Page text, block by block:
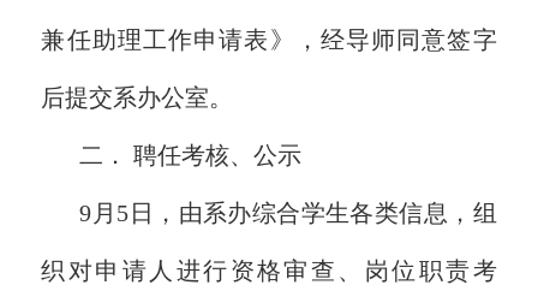
兼任助理工作申请表》，经导师同意签字
后提交系办公室。
二． 聘任考核、公示
9月5日，由系办综合学生各类信息，组
织对申请人进行资格审查、岗位职责考